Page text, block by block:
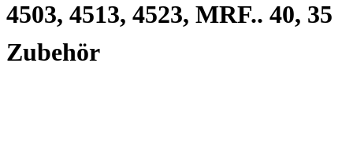
4503, 4513, 4523, MRF.. 40, 35
Zubehör